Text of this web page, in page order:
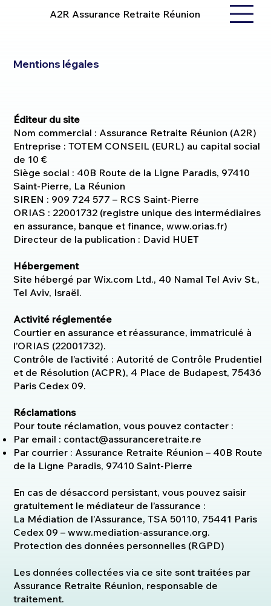
A2R Assurance Retraite Réunion
Éditeur du site
Nom commercial : Assurance Retraite Réunion (A2R)
Entreprise : TOTEM CONSEIL (EURL) au capital social
de 10 €
Siège social : 40B Route de la Ligne Paradis, 97410
Saint-Pierre, La Réunion
SIREN : 909 724 577 – RCS Saint-Pierre
ORIAS : 22001732 (registre unique des intermédiaires
en assurance, banque et finance, www.orias.fr)
Directeur de la publication : David HUET
Hébergement
Site hébergé par Wix.com Ltd., 40 Namal Tel Aviv St.,
Tel Aviv, Israël.
Activité réglementée
Courtier en assurance et réassurance, immatriculé à
l’ORIAS (22001732).
Contrôle de l’activité : Autorité de Contrôle Prudentiel
et de Résolution (ACPR), 4 Place de Budapest, 75436
Paris Cedex 09.
Réclamations
Pour toute réclamation, vous pouvez contacter :
Par email : contact@assuranceretraite.re
Par courrier : Assurance Retraite Réunion – 40B Route
de la Ligne Paradis, 97410 Saint-Pierre
En cas de désaccord persistant, vous pouvez saisir
gratuitement le médiateur de l’assurance :
La Médiation de l’Assurance, TSA 50110, 75441 Paris
Cedex 09 – www.mediation-assurance.org.
Protection des données personnelles (RGPD)
Les données collectées via ce site sont traitées par
Assurance Retraite Réunion, responsable de
traitement.
Mentions légales